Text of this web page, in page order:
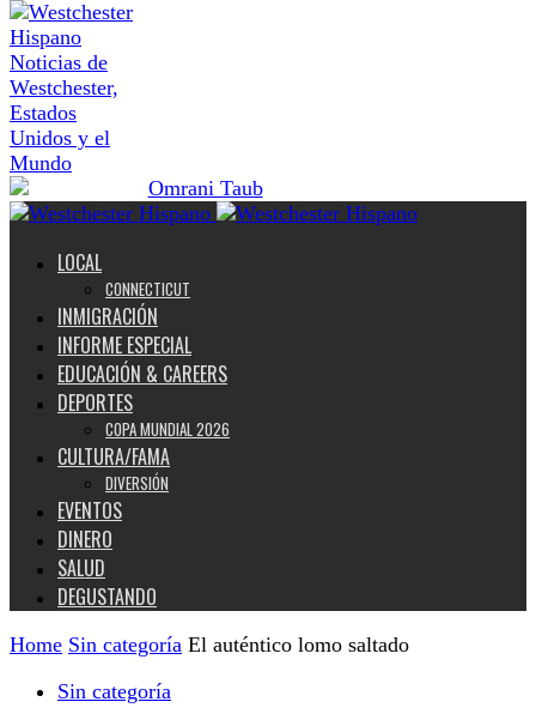
Noticias de
Westchester,
Estados
Unidos y el
Mundo
LOCAL
CONNECTICUT
INMIGRACIÓN
INFORME ESPECIAL
EDUCACIÓN & CAREERS
DEPORTES
COPA MUNDIAL 2026
CULTURA/FAMA
DIVERSIÓN
EVENTOS
DINERO
SALUD
DEGUSTANDO
Home Sin categoría El auténtico lomo saltado
Sin categoría